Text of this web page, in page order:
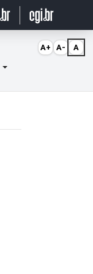
Selecionar idioma
A+ A- A